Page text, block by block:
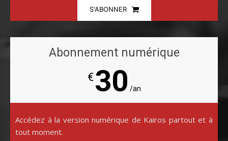
S'ABONNER
Abonnement numérique
€30 /an
Accédez à la version numérique de Kairos partout et à
tout moment.